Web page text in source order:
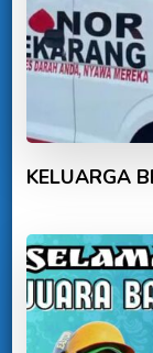
KELUARGA